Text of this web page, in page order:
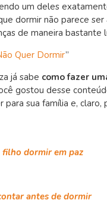
um deles
dormir não parece ser
de maneira bastante
Quer Dormir”
já sabe como fazer
gostou desse
sua família e, claro,
filho dormir em paz
antes de dormir